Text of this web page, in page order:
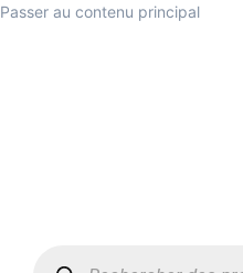
Passer au contenu principal